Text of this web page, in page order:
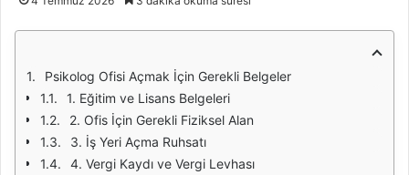
Psikolog Ofisi Açmak İçin Gerekli Belgeler
1. Eğitim ve Lisans Belgeleri
2. Ofis İçin Gerekli Fiziksel Alan
3. İş Yeri Açma Ruhsatı
4. Vergi Kaydı ve Vergi Levhası